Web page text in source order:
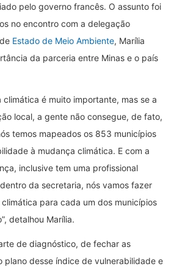
pelo governo francês. O assunto foi
no encontro com a delegação
Estado de Meio Ambiente, Marília
da parceria entre Minas e o país
climática é muito importante, mas se a
local, a gente não consegue, de fato,
temos mapeados os 853 municípios
à mudança climática. E com a
inclusive tem uma profissional
da secretaria, nós vamos fazer
para cada um dos municípios
detalhou Marília.
de diagnóstico, de fechar as
plano desse índice de vulnerabilidade e